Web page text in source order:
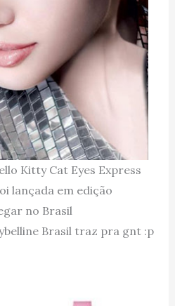
Kitty Cat Eyes Express
lançada em edição
no Brasil
Brasil traz pra gnt :p